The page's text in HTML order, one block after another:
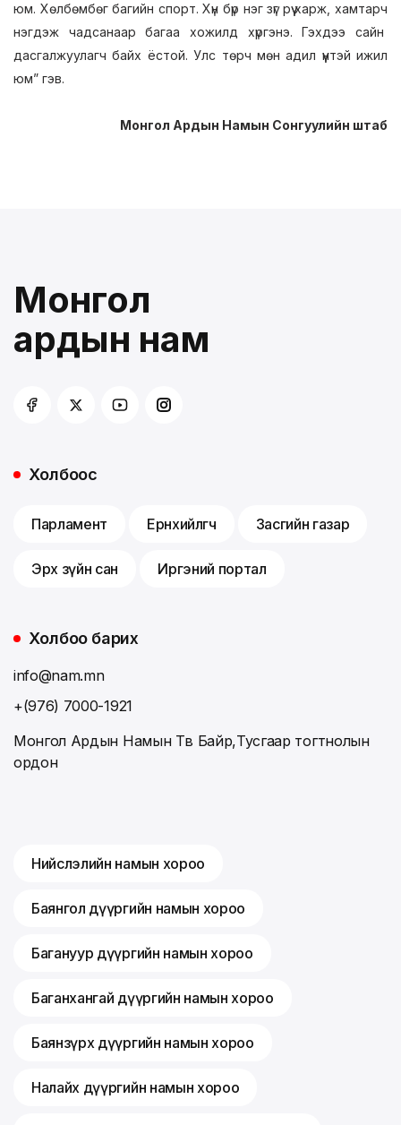
юм. Хөлбөмбөг багийн спорт. Хүн бүр нэг зүг рүү харж, хамтарч
нэгдэж чадсанаар багаа хожилд хүргэнэ. Гэхдээ сайн
дасгалжуулагч байх ёстой. Улс төрч мөн адил үүнтэй ижил
юм” гэв.
Монгол Ардын Намын Сонгуулийн штаб
Монгол
ардын нам
Холбоос
Парламент Ерөнхийлөгч Засгийн газар
Эрх зүйн сан Иргэний портал
Холбоо барих
info@nam.mn
+(976) 7000-1921
Монгол Ардын Намын Төв Байр,Тусгаар тогтнолын
ордон
Нийслэлийн намын хороо
Баянгол дүүргийн намын хороо
Багануур дүүргийн намын хороо
Баганхангай дүүргийн намын хороо
Баянзүрх дүүргийн намын хороо
Налайх дүүргийн намын хороо